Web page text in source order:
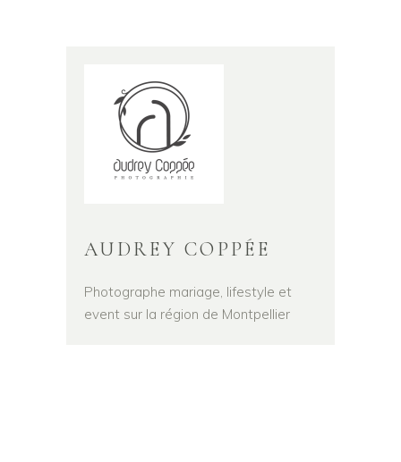
AUDREY COPPÉE
Photographe mariage, lifestyle et
event sur la région de Montpellier